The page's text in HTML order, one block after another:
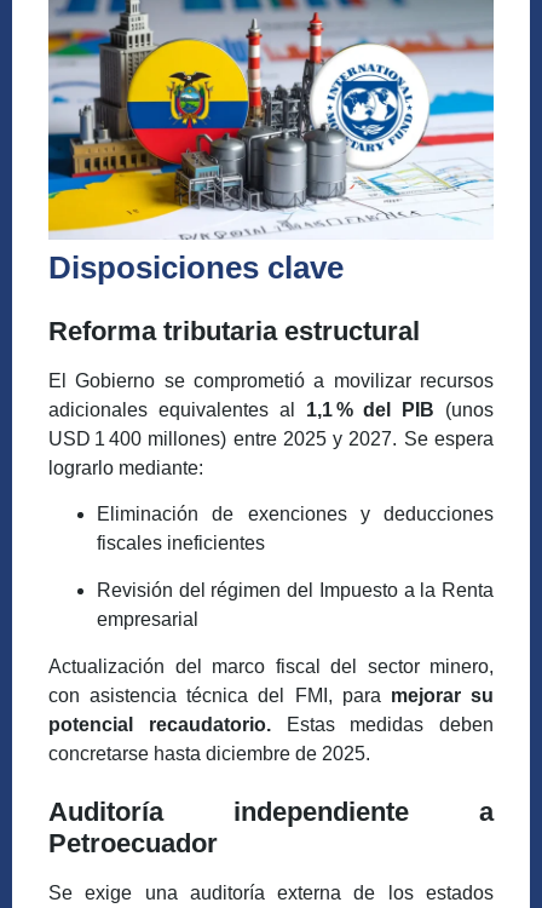
Disposiciones clave
Reforma tributaria estructural
El Gobierno se comprometió a movilizar recursos
adicionales equivalentes al 1,1 % del PIB (unos
USD 1 400 millones) entre 2025 y 2027. Se espera
lograrlo mediante:
Eliminación de exenciones y deducciones
fiscales ineficientes
Revisión del régimen del Impuesto a la Renta
empresarial
Actualización del marco fiscal del sector minero,
con asistencia técnica del FMI, para mejorar su
potencial recaudatorio.Estas medidas deben
concretarse hasta diciembre de 2025.
Auditoría independiente a
Petroecuador
Se exige una auditoría externa de los estados